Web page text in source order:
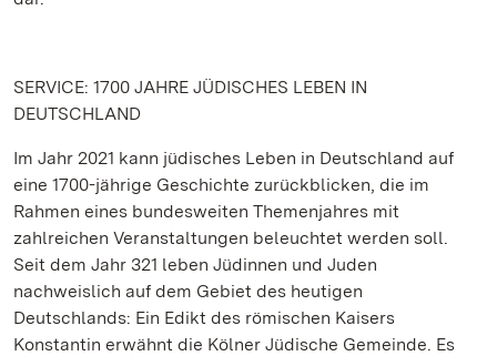
SERVICE: 1700 JAHRE JÜDISCHES LEBEN IN
DEUTSCHLAND
Im Jahr 2021 kann jüdisches Leben in Deutschland auf
eine 1700-jährige Geschichte zurückblicken, die im
Rahmen eines bundesweiten Themenjahres mit
zahlreichen Veranstaltungen beleuchtet werden soll.
Seit dem Jahr 321 leben Jüdinnen und Juden
nachweislich auf dem Gebiet des heutigen
Deutschlands: Ein Edikt des römischen Kaisers
Konstantin erwähnt die Kölner Jüdische Gemeinde. Es